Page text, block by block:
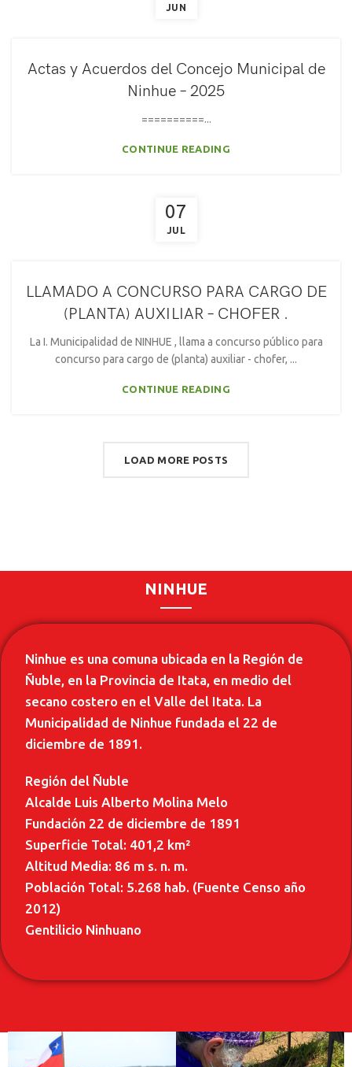
JUN
Actas y Acuerdos del Concejo Municipal de
Ninhue – 2025
==========...
CONTINUE READING
07
JUL
LLAMADO A CONCURSO PARA CARGO DE
(PLANTA) AUXILIAR – CHOFER .
La I. Municipalidad de NINHUE , llama a concurso público para
concurso para cargo de (planta) auxiliar - chofer, ...
CONTINUE READING
LOAD MORE POSTS
NINHUE
Ninhue es una comuna ubicada en la Región de
Ñuble, en la Provincia de Itata, en medio del
secano costero en el Valle del Itata. La
Municipalidad de Ninhue fundada el 22 de
diciembre de 1891.
Región del Ñuble
Alcalde Luis Alberto Molina Melo
Fundación 22 de diciembre de 1891
Superficie Total: 401,2 km²
Altitud Media: 86 m s. n. m.
Población Total: 5.268 hab. (Fuente Censo año
2012)
Gentilicio Ninhuano